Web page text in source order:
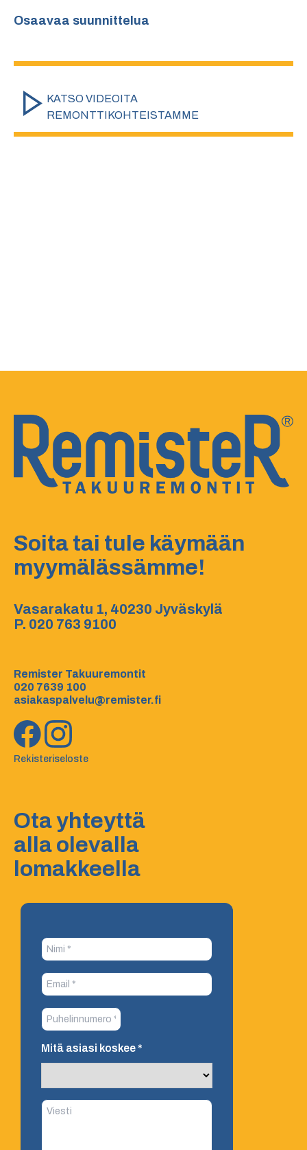
Osaavaa suunnittelua
KATSO VIDEOITA
REMONTTIKOHTEISTAMME
Soita tai tule käymään
myymälässämme!
Vasarakatu 1, 40230 Jyväskylä
P. 020 763 9100
Remister Takuuremontit
020 7639 100
asiakaspalvelu@remister.fi
Rekisteriseloste
Ota yhteyttä
alla olevalla
lomakkeella
Mitä asiasi koskee*